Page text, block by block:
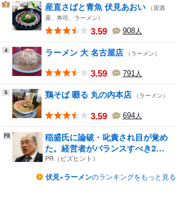
3 産直さばと青魚 伏見あおい （居酒
屋、寿司、ラーメン）
3.59 908人
4 ラーメン 大 名古屋店 （ラーメン）
3.59 791 人
5 鶏そば 啜る 丸の内本店 （ラーメン）
3.59 694人
稲盛氏に論破・叱責され目が覚め
た。経営者がバランスすべき2
つ...
PR（ビズヒント）
伏見×ラーメンのランキングをもっと見る